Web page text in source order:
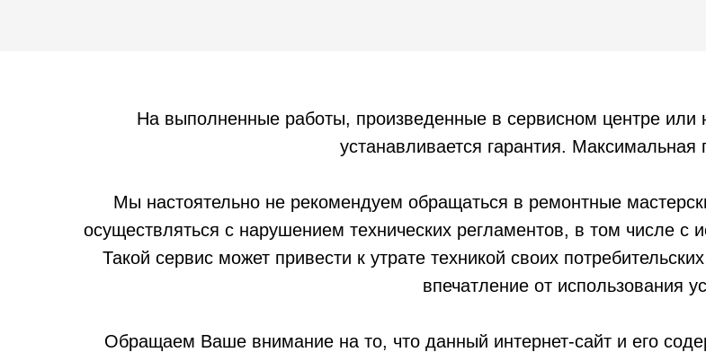
На выполненные работы, произведенные в сервисном центре
устанавливается гарантия. Максимальная
Мы настоятельно не рекомендуем обращаться в ремонтные
осуществляться с нарушением технических регламентов, в том числе с
Такой сервис может привести к утрате техникой своих
впечатление от использования
Обращаем Ваше внимание на то, что данный интернет-сайт и его